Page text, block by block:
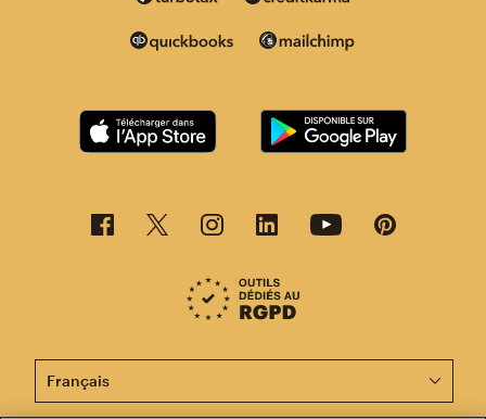
Cette page est désormais disponible en d'autres